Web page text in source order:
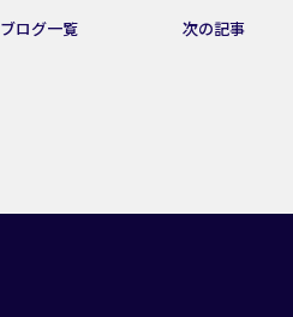
ブログ一覧 次の記事